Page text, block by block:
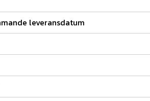
leveransdatum